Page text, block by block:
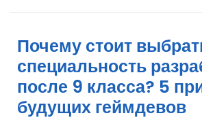
Почему стоит
специальность
после 9 класса? 5
будущих геймдевов